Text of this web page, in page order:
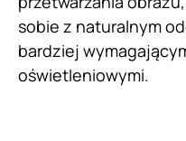
sobie z naturalnym
bardziej
oświetleniowymi.